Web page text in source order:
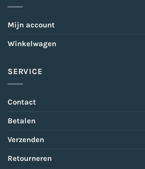
Mijn account
Winkelwagen
SERVICE
Contact
Betalen
Verzenden
Retourneren